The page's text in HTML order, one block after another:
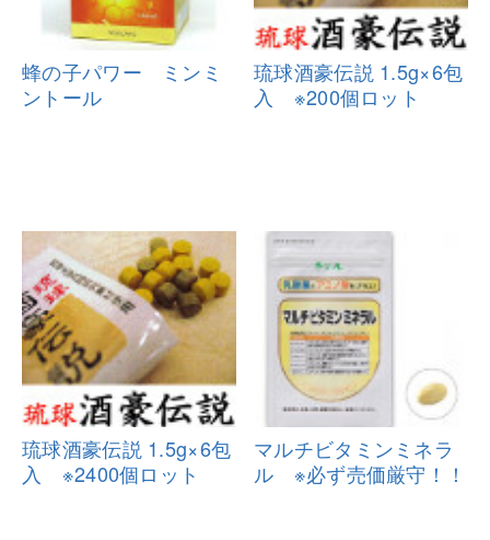
蜂の子パワー ミンミ
ントール
琉球酒豪伝説 1.5g×6包
入 ※200個ロット
琉球酒豪伝説 1.5g×6包
入 ※2400個ロット
マルチビタミンミネラ
ル ※必ず売価厳守！！